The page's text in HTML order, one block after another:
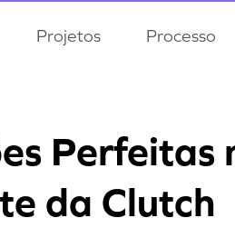
Projetos Processo
Perfeitas
da Clutch